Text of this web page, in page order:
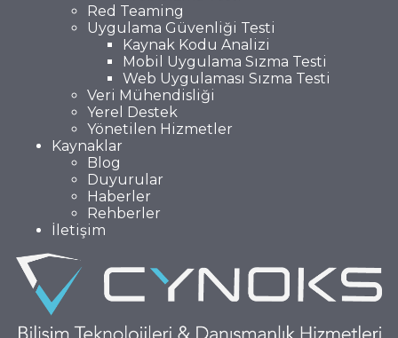
Red Teaming
Uygulama Güvenliği Testi
Kaynak Kodu Analizi
Mobil Uygulama Sızma Testi
Web Uygulaması Sızma Testi
Veri Mühendisliği
Yerel Destek
Yönetilen Hizmetler
Kaynaklar
Blog
Duyurular
Haberler
Rehberler
İletişim